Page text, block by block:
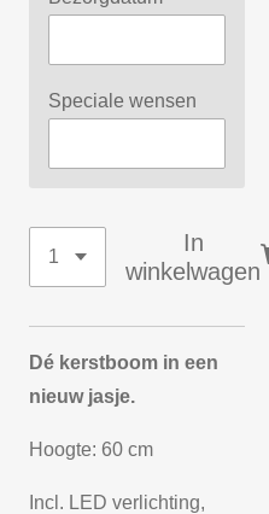
Speciale wensen
In
winkelwagen
Dé kerstboom in een
nieuw jasje.
Hoogte: 60 cm
Incl. LED verlichting,